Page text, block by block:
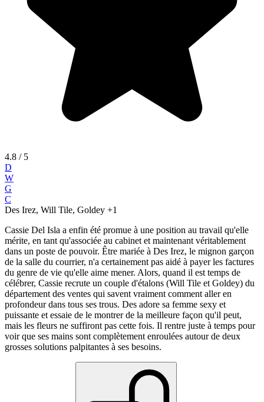
4.8 / 5
D
W
G
C
Des Irez, Will Tile, Goldey +1
Cassie Del Isla a enfin été promue à une position au travail qu'elle
mérite, en tant qu'associée au cabinet et maintenant véritablement
dans un poste de pouvoir. Être mariée à Des Irez, le mignon garçon
de la salle du courrier, n'a certainement pas aidé à payer les factures
du genre de vie qu'elle aime mener. Alors, quand il est temps de
célébrer, Cassie recrute un couple d'étalons (Will Tile et Goldey) du
département des ventes qui savent vraiment comment aller en
profondeur dans tous ses trous. Des adore sa femme sexy et
puissante et essaie de le montrer de la meilleure façon qu'il peut,
mais les fleurs ne suffiront pas cette fois. Il rentre juste à temps pour
voir que ses mains sont complètement enroulées autour de deux
grosses solutions palpitantes à ses besoins.